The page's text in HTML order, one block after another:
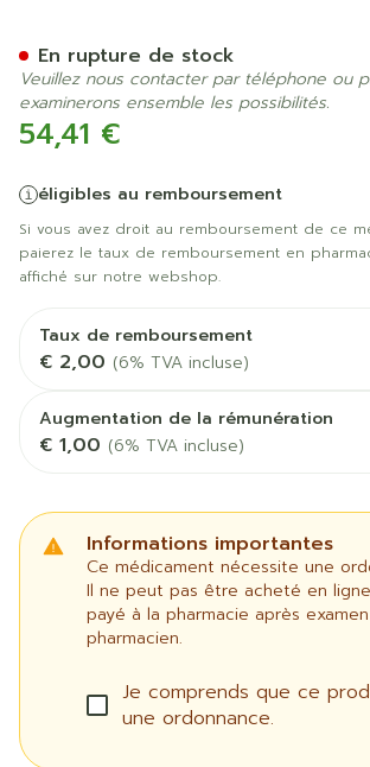
54,41 €
éligibles au remboursement
Si vous avez droit au remboursement de ce
paierez le taux de remboursement en
affiché sur notre webshop.
Taux de remboursement
€ 2,00 (6% TVA incluse)
Augmentation de la rémunération
€ 1,00 (6% TVA incluse)
Informations importantes
Ce médicament nécessite une
Il ne peut pas être acheté en
payé à la pharmacie après
pharmacien.
Je comprends que ce
une ordonnance.
En rupture de stock
Veuillez nous contacter par téléphone ou
examinerons ensemble les possibilités.